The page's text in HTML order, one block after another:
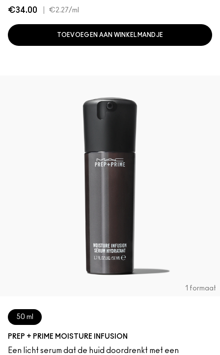
€34.00 €2.27/ml
TOEVOEGEN AAN WINKELMANDJE
1 formaat
50 ml
PREP + PRIME MOISTURE INFUSION
Een licht serum dat de huid doordrenkt met een